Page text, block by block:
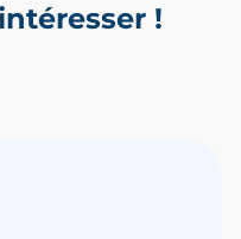
!